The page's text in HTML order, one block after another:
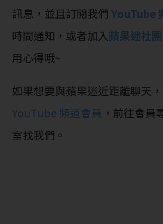
訊息，並且訂閱我們YouTube
時間通知，或者加入蘋果迷社團
用心得哦~
如果想要與蘋果迷近距離聊天
YouTube 頻道會員 ，前往會員
室找我們。